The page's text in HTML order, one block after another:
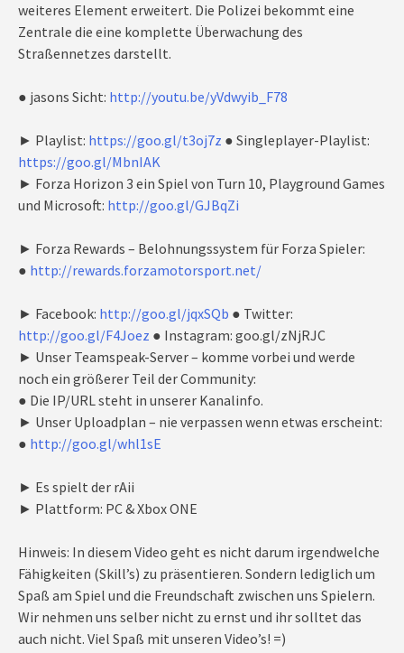
weiteres Element erweitert. Die Polizei bekommt eine
Zentrale die eine komplette Überwachung des
Straßennetzes darstellt.
● jasons Sicht: http://youtu.be/yVdwyib_F78
► Playlist: https://goo.gl/t3oj7z ● Singleplayer-Playlist:
https://goo.gl/MbnIAK
► Forza Horizon 3 ein Spiel von Turn 10, Playground Games
und Microsoft: http://goo.gl/GJBqZi
► Forza Rewards – Belohnungssystem für Forza Spieler:
● http://rewards.forzamotorsport.net/
► Facebook: http://goo.gl/jqxSQb ● Twitter:
http://goo.gl/F4Joez ● Instagram: goo.gl/zNjRJC
► Unser Teamspeak-Server – komme vorbei und werde
noch ein größerer Teil der Community:
● Die IP/URL steht in unserer Kanalinfo.
► Unser Uploadplan – nie verpassen wenn etwas erscheint:
● http://goo.gl/whl1sE
► Es spielt der rAii
► Plattform: PC & Xbox ONE
Hinweis: In diesem Video geht es nicht darum irgendwelche
Fähigkeiten (Skill’s) zu präsentieren. Sondern lediglich um
Spaß am Spiel und die Freundschaft zwischen uns Spielern.
Wir nehmen uns selber nicht zu ernst und ihr solltet das
auch nicht. Viel Spaß mit unseren Video’s! =)